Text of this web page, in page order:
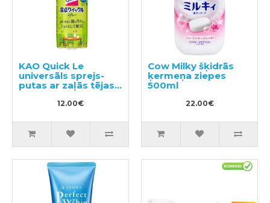
KAO Quick Le
universāls sprejs-
putas ar zaļās tējas
12.00€
Cow Milky šķidrās
ķermeņa ziepes
500ml
22.00€